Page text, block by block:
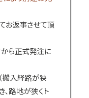
お返事させて頂
ら正式発注に
搬入経路が狭
、路地が狭くト